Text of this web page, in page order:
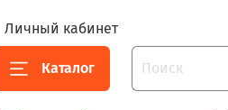
Личный кабинет
Каталог